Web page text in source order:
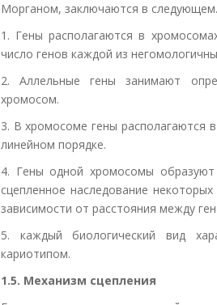
Морганом, заключаются в следующем.
1. Гены располагаются в
число генов каждой из
2. Аллельные гены занимают
хромосом.
3. В хромосоме гены располагаются
линейном порядке.
4. Гены одной хромосомы образуют
сцепленное наследование
зависимости от расстояния между
5. каждый биологический вид
кариотипом.
1.5. Механизм сцепления